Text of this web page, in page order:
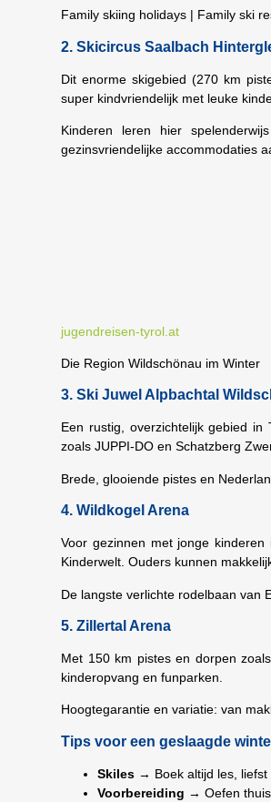
Family skiing holidays | Family ski
2. Skicircus Saalbach
Dit enorme skigebied (270 km
super kindvriendelijk met leuke
Kinderen leren hier
gezinsvriendelijke accommodaties
jugendreisen-tyrol.at
Die Region Wildschönau im Winter
3. Ski Juwel Alpbachtal
Een rustig, overzichtelijk gebied
zoals JUPPI-DO en Schatzberg
Brede, glooiende pistes en
4. Wildkogel Arena
Voor gezinnen met jonge
Kinderwelt. Ouders kunnen
De langste verlichte rodelbaan van
5. Zillertal Arena
Met 150 km pistes en dorpen
kinderopvang en funparken.
Hoogtegarantie en variatie: van
Tips voor een geslaagde
Skiles → Boek altijd les, liefst
Voorbereiding → Oefen